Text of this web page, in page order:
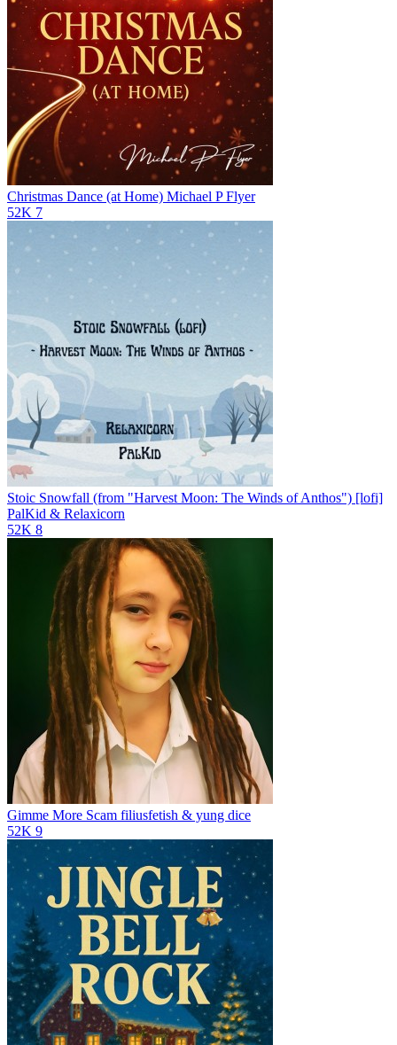
Christmas Dance (at Home) Michael P Flyer
52K 7
Stoic Snowfall (from "Harvest Moon: The Winds of Anthos") [lofi]
PalKid & Relaxicorn
52K 8
Gimme More Scam filiusfetish & yung dice
52K 9